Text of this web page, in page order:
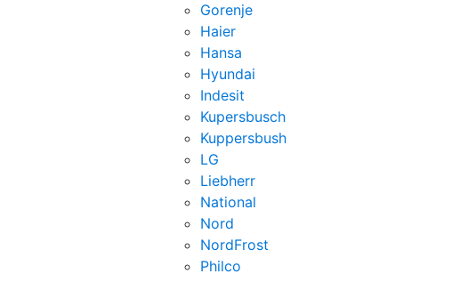
Gorenje
Haier
Hansa
Hyundai
Indesit
Kupersbusch
Kuppersbush
LG
Liebherr
National
Nord
NordFrost
Philco